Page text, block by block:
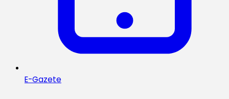
E-Gazete